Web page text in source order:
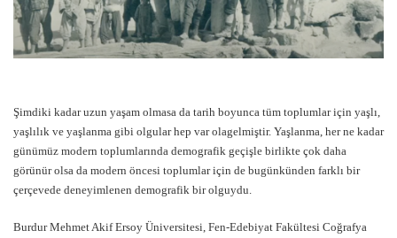
Şimdiki kadar uzun yaşam olmasa da tarih boyunca tüm toplumlar için yaşlı,
yaşlılık ve yaşlanma gibi olgular hep var olagelmiştir. Yaşlanma, her ne kadar
günümüz modern toplumlarında demografik geçişle birlikte çok daha
görünür olsa da modern öncesi toplumlar için de bugünkünden farklı bir
çerçevede deneyimlenen demografik bir olguydu.
Burdur Mehmet Akif Ersoy Üniversitesi, Fen-Edebiyat Fakültesi Coğrafya